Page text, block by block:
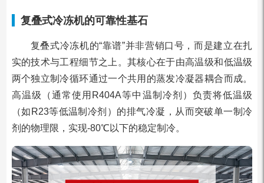
复叠式冷冻机的可靠性基石
复叠式冷冻机的“靠谱”并非营销口号，而是建立在扎
实的技术与工程细节之上。其核心在于由高温级和低温级
两个独立制冷循环通过一个共用的蒸发冷凝器耦合而成。
高温级（通常使用R404A等中温制冷剂）负责将低温级
（如R23等低温制冷剂）的排气冷凝，从而突破单一制冷
剂的物理限，实现-80℃以下的稳定制冷。